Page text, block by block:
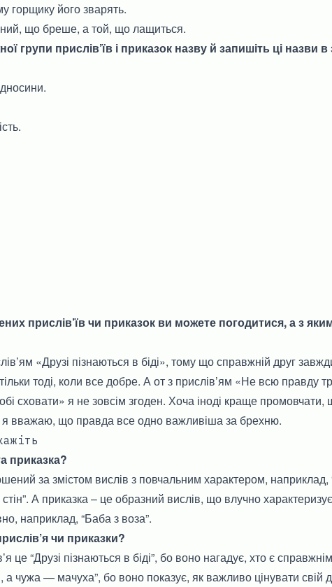
горщику його зварять.
що бреше, а той, що лащиться.
групи прислів’їв і приказок назву й запишіть ці назви
прислів’їв чи приказок ви можете погодитися, а з
«Друзі пізнаються в біді», тому що справжній друг
тільки тоді, коли все добре. А от з прислів’ям «Не всю правду
сховати» я не зовсім згоден. Хоча іноді краще
я вважаю, що правда все одно важливіша за брехню.
приказка?
за змістом вислів з повчальним характером,
стін”. А приказка – це образний вислів, що влучно
наприклад, “Баба з воза”.
чи приказки?
це “Друзі пізнаються в біді”, бо воно нагадує, хто є
чужа — мачуха”, бо воно показує, як важливо цінувати свій